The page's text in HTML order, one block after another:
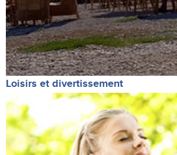
Loisirs et divertissement